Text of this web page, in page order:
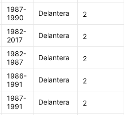
1987-
1990
Delantera 2
1982-
2017
Delantera 2
1982-
1987
Delantera 2
1986-
1991
Delantera 2
1987-
1991
Delantera 2